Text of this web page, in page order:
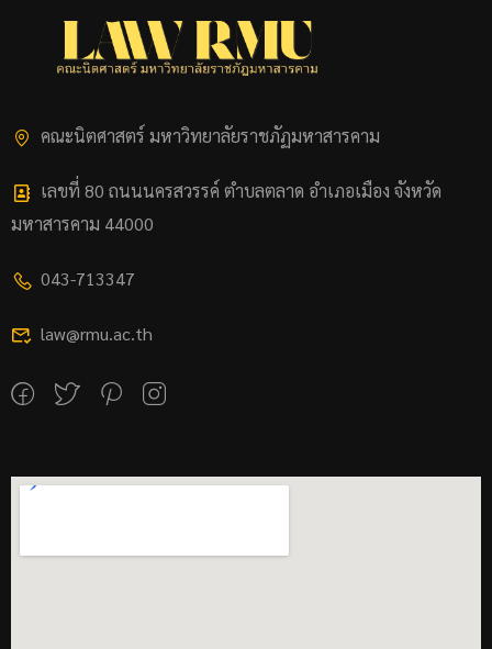
คณะนิตศาสตร์ มหาวิทยาลัยราชภัฏมหาสารคาม
เลขที่ 80 ถนนนครสวรรค์ ตำบลตลาด อำเภอเมือง จังหวัด
มหาสารคาม 44000
043-713347
law@rmu.ac.th